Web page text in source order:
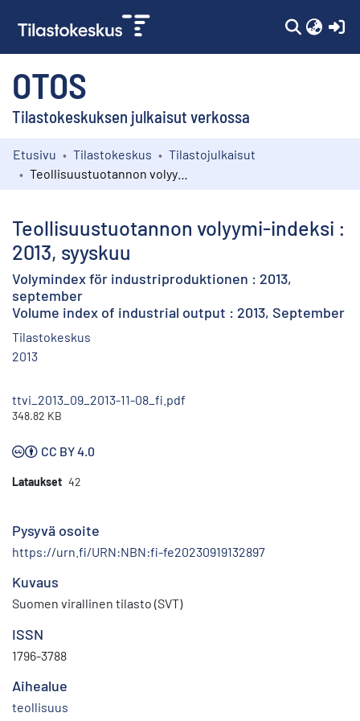
OTOS
Tilastokeskuksen julkaisut verkossa
Kokoelmat
Etusivu Tilastokeskus
Tilastojulkaisut
Teollisuustuotannon volyymi-indeksi :
2013, syyskuu
Volymindex för industriproduktionen : 2013,
september
Volume index of industrial output : 2013, September
Tilastokeskus
2013
ttvi_2013_09_2013-11-08_fi.pdf
348.82 KB
CC BY 4.0
Lataukset 42
Pysyvä osoite
https://urn.fi/URN:NBN:fi-fe20230919132897
Kuvaus
Suomen virallinen tilasto (SVT)
ISSN
1796-3788
Aihealue
teollisuus